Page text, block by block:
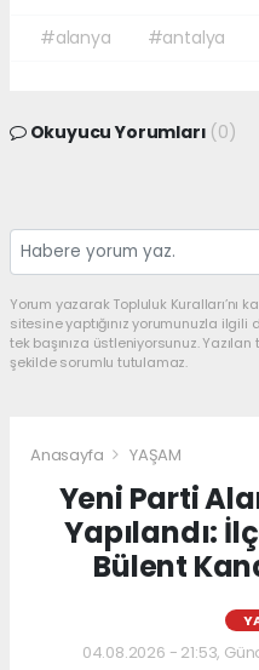
#alanya #antalya
Okuyucu Yorumları (0)
Yorum yazarak Topluluk Kuralları’nı
sitesine yaptığınız yorumunuzla
tek başınıza üstleniyorsunuz.
şekilde sorumlu tutulamaz.
Anasayfa YAŞAM
Yeni Parti
Yapılandı:
Bülent
04.08.2026 - 21:53,